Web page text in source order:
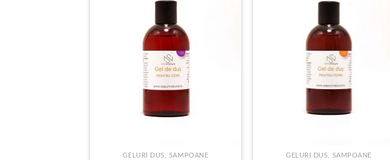
GELURI DUS, SAMPOANE GELURI DUS, SAMPOANE